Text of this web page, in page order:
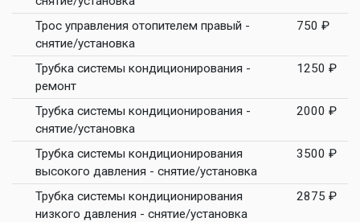
Трос управления отопителем правый -
снятие/установка
750 ₽
Трубка системы кондиционирования -
ремонт
1250 ₽
Трубка системы кондиционирования -
снятие/установка
2000 ₽
Трубка системы кондиционирования
высокого давления - снятие/установка
3500 ₽
Трубка системы кондиционирования
низкого давления - снятие/установка
2875 ₽